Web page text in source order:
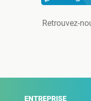
Retrouvez-
ENTREPRISE